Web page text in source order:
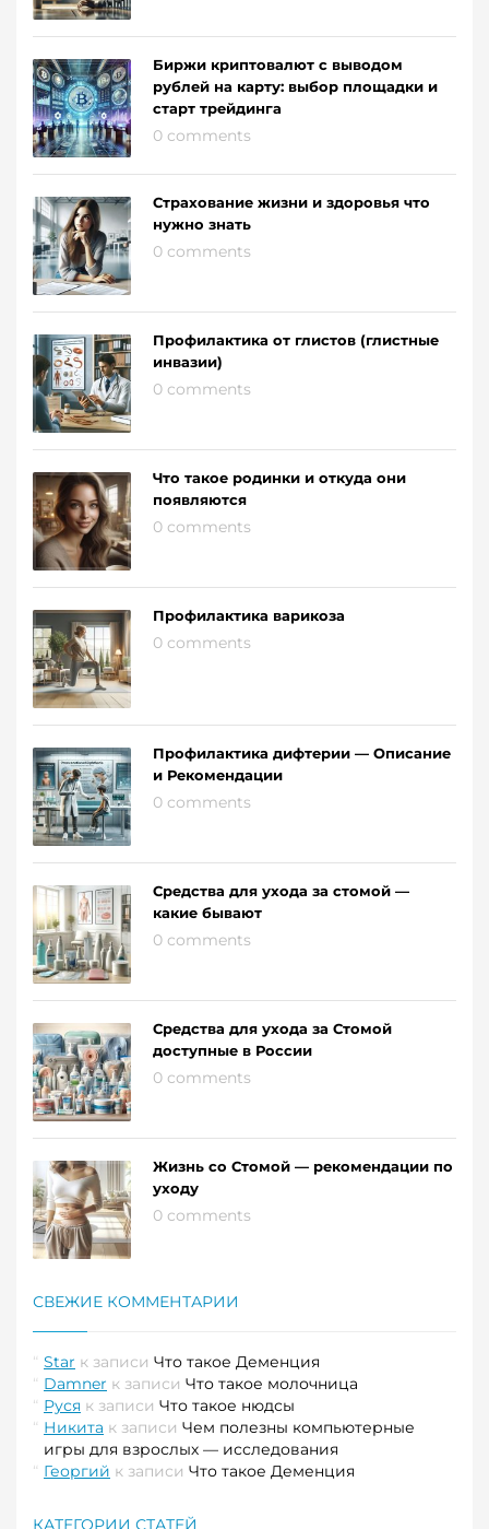
Биржи криптовалют с выводом
рублей на карту: выбор площадки и
старт трейдинга
0 comments
Страхование жизни и здоровья что
нужно знать
0 comments
Профилактика от глистов (глистные
инвазии)
0 comments
Что такое родинки и откуда они
появляются
0 comments
Профилактика варикоза
0 comments
Профилактика дифтерии — Описание
и Рекомендации
0 comments
Средства для ухода за стомой —
какие бывают
0 comments
Средства для ухода за Стомой
доступные в России
0 comments
Жизнь со Стомой — рекомендации по
уходу
0 comments
СВЕЖИЕ КОММЕНТАРИИ
Star к записи Что такое Деменция
Damner к записи Что такое молочница
Руся к записи Что такое нюдсы
Никита к записи Чем полезны компьютерные
игры для взрослых — исследования
Георгий к записи Что такое Деменция
КАТЕГОРИИ СТАТЕЙ